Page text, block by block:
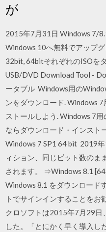
が
2015年7月31日 Windows 7/
Windows 10へ無料でアップ
32bit, 64bitそれぞれのISOを
USB/DVD Download Tool -
ータブル Windows用の
ンをダウンロード. Windows
ストールしよう. Windows 7
ならダウンロード・インスト
Windows 7 SP1 64 bit 2019
ィション、同じビット数のま
されます。 ⇒Windows 8.1
Windows 8.1 をダウンロード
トでサインインすることを
クロソフトは2015年7月29日
した。「とにかく早く導入し